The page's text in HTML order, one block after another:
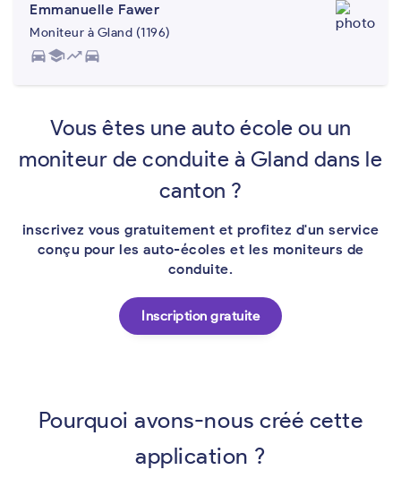
Emmanuelle Fawer
Moniteur à Gland (1196)
directions_carschooltrending_updirections_car
Vous êtes une auto école ou un
moniteur de conduite à Gland dans le
canton ?
inscrivez vous gratuitement et profitez d'un service
conçu pour les auto-écoles et les moniteurs de
conduite.
Inscription gratuite
Pourquoi avons-nous créé cette
application ?